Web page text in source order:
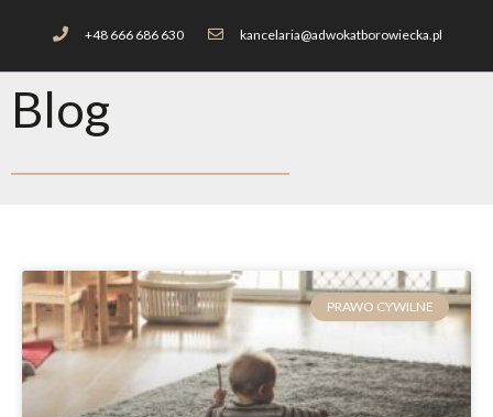
+48 666 686 630 kancelaria@adwokatborowiecka.pl
Blog
PRAWO CYWILNE